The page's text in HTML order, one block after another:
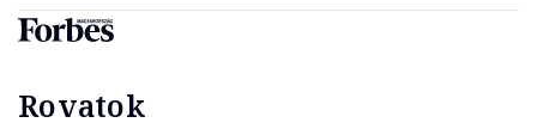
Rovatok